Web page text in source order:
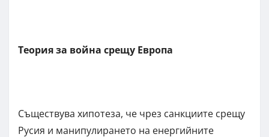
Теория за война срещу Европа
Съществува хипотеза, че чрез санкциите срещу
Русия и манипулирането на енергийните